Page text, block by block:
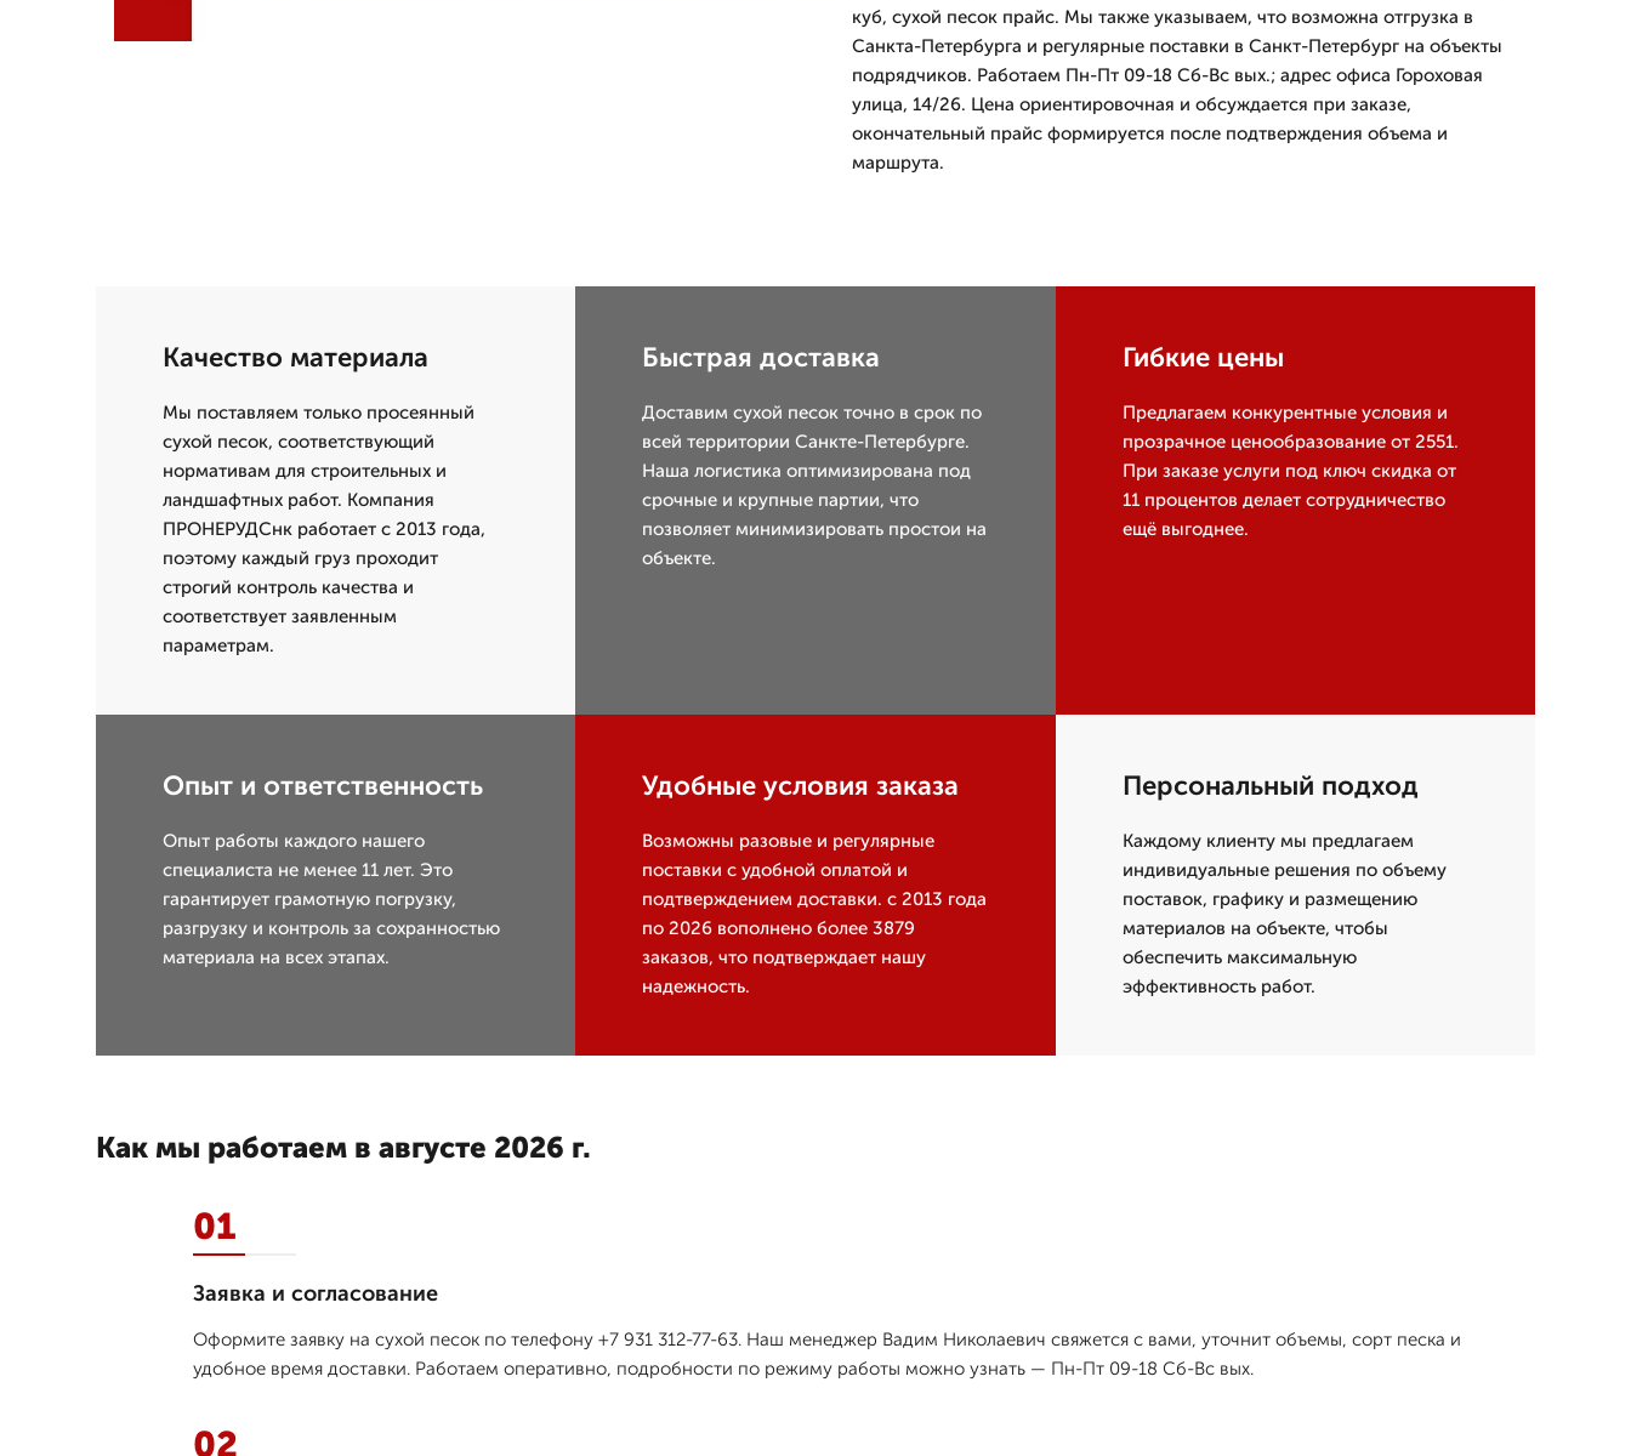
куб, сухой песок прайс. Мы также указываем, что возможна отгрузка в
Санкта-Петербурга и регулярные поставки в Санкт-Петербург на объекты
подрядчиков. Работаем Пн-Пт 09-18 Сб-Вс вых.; адрес офиса Гороховая
улица, 14/26. Цена ориентировочная и обсуждается при заказе,
окончательный прайс формируется после подтверждения объема и
маршрута.
Качество материала
Мы поставляем только просеянный
сухой песок, соответствующий
нормативам для строительных и
ландшафтных работ. Компания
ПРОНЕРУДСнк работает с 2013 года,
поэтому каждый груз проходит
строгий контроль качества и
соответствует заявленным
параметрам.
Быстрая доставка
Доставим сухой песок точно в срок по
всей территории Санкте-Петербурге.
Наша логистика оптимизирована под
срочные и крупные партии, что
позволяет минимизировать простои на
объекте.
Гибкие цены
Предлагаем конкурентные условия и
прозрачное ценообразование от 2551.
При заказе услуги под ключ скидка от
11 процентов делает сотрудничество
ещё выгоднее.
Опыт и ответственность
Опыт работы каждого нашего
специалиста не менее 11 лет. Это
гарантирует грамотную погрузку,
разгрузку и контроль за сохранностью
материала на всех этапах.
Удобные условия заказа
Возможны разовые и регулярные
поставки с удобной оплатой и
подтверждением доставки. с 2013 года
по 2026 вополнено более 3879
заказов, что подтверждает нашу
надежность.
Персональный подход
Каждому клиенту мы предлагаем
индивидуальные решения по объему
поставок, графику и размещению
материалов на объекте, чтобы
обеспечить максимальную
эффективность работ.
Как мы работаем в августе 2026 г.
01
Заявка и согласование
Оформите заявку на сухой песок по телефону +7 931 312-77-63. Наш менеджер Вадим Николаевич свяжется с вами, уточнит объемы, сорт песка и
удобное время доставки. Работаем оперативно, подробности по режиму работы можно узнать — Пн-Пт 09-18 Сб-Вс вых.
02